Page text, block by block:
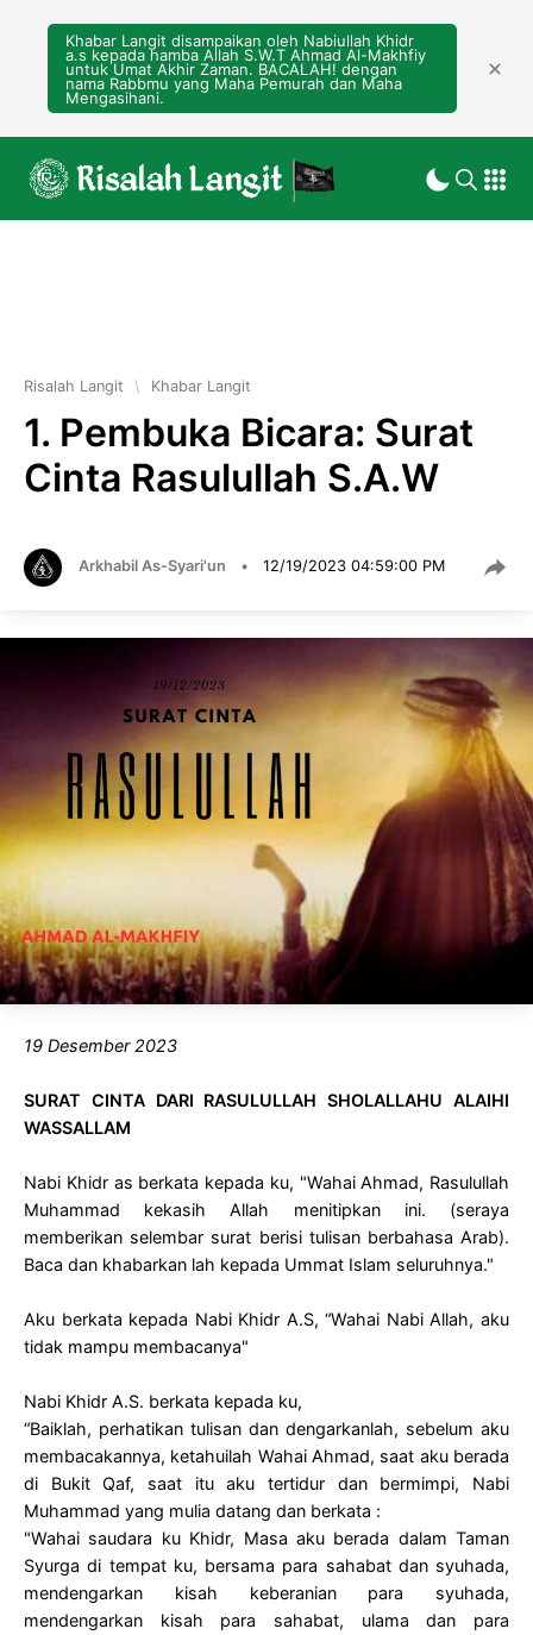
Khabar Langit disampaikan oleh Nabiullah Khidr
a.s kepada hamba Allah S.W.T Ahmad Al-Makhfiy
untuk Umat Akhir Zaman. BACALAH! dengan
nama Rabbmu yang Maha Pemurah dan Maha
Mengasihani.
Risalah Langit \ Khabar Langit
1. Pembuka Bicara: Surat
Cinta Rasulullah S.A.W
Arkhabil As-Syari'un • 12/19/2023 04:59:00 PM
19 Desember 2023
SURAT CINTA DARI RASULULLAH SHOLALLAHU ALAIHI
WASSALLAM
Nabi Khidr as berkata kepada ku, "Wahai Ahmad, Rasulullah
Muhammad kekasih Allah menitipkan ini. (seraya
memberikan selembar surat berisi tulisan berbahasa Arab).
Baca dan khabarkan lah kepada Ummat Islam seluruhnya."
Aku berkata kepada Nabi Khidr A.S, “Wahai Nabi Allah, aku
tidak mampu membacanya"
Nabi Khidr A.S. berkata kepada ku,
“Baiklah, perhatikan tulisan dan dengarkanlah, sebelum aku
membacakannya, ketahuilah Wahai Ahmad, saat aku berada
di Bukit Qaf, saat itu aku tertidur dan bermimpi, Nabi
Muhammad yang mulia datang dan berkata :
"Wahai saudara ku Khidr, Masa aku berada dalam Taman
Syurga di tempat ku, bersama para sahabat dan syuhada,
mendengarkan kisah keberanian para syuhada,
mendengarkan kisah para sahabat, ulama dan para